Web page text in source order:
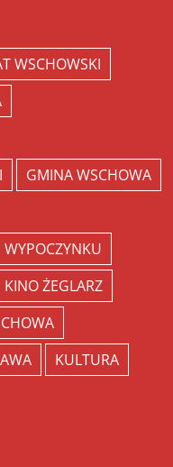
WSCHOWSKI
GMINA WSCHOWA
KINO ŻEGLARZ
KULTURA